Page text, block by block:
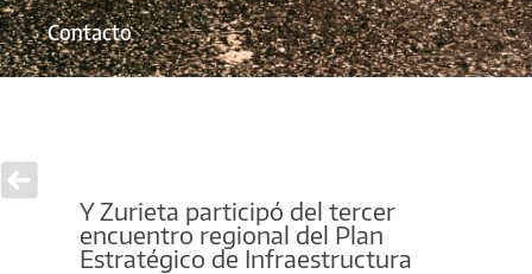
Contacto
Y Zurieta participó del tercer
encuentro regional del Plan
Estratégico de Infraestructura